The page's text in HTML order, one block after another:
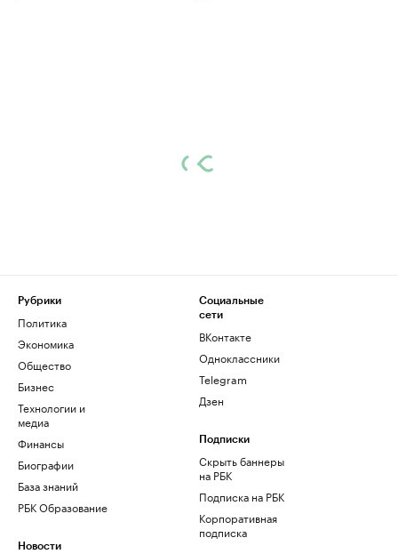
Рубрики
Политика
Экономика
Общество
Бизнес
Технологии и
медиа
Финансы
Биографии
База знаний
РБК Образование
Новости
Социальные
сети
ВКонтакте
Одноклассники
Telegram
Дзен
Подписки
Скрыть баннеры
на РБК
Подписка на РБК
Корпоративная
подписка